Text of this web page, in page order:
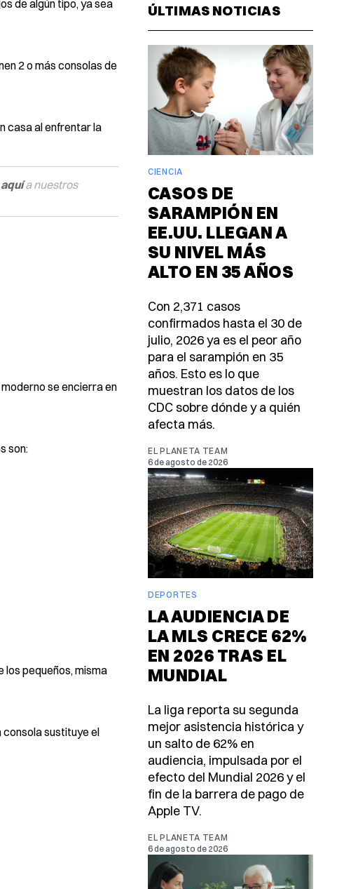
de algún tipo, ya sea
2 o más consolas de
casa al enfrentar la
a nuestros
se encierra en
son:
los pequeños, misma
consola sustituye el
ÚLTIMAS NOTICIAS
CIENCIA
CASOS DE
SARAMPIÓN EN
EE.UU. LLEGAN A
SU NIVEL MÁS
ALTO EN 35 AÑOS
Con 2,371 casos
confirmados hasta el 30 de
julio, 2026 ya es el peor año
para el sarampión en 35
años. Esto es lo que
muestran los datos de los
CDC sobre dónde y a quién
afecta más.
EL PLANETA TEAM
6 de agosto de 2026
DEPORTES
LA AUDIENCIA DE
LA MLS CRECE 62%
EN 2026 TRAS EL
MUNDIAL
La liga reporta su segunda
mejor asistencia histórica y
un salto de 62% en
audiencia, impulsada por el
efecto del Mundial 2026 y el
fin de la barrera de pago de
Apple TV.
EL PLANETA TEAM
6 de agosto de 2026